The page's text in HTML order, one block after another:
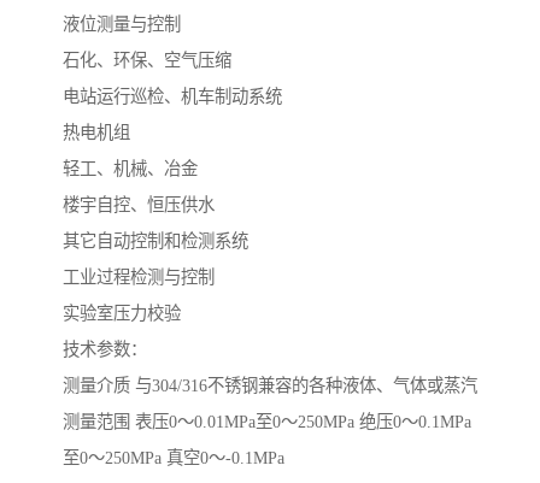
液位测量与控制
石化、环保、空气压缩
电站运行巡检、机车制动系统
热电机组
轻工、机械、冶金
楼宇自控、恒压供水
其它自动控制和检测系统
工业过程检测与控制
实验室压力校验
技术参数：
测量介质 与304/316不锈钢兼容的各种液体、气体或蒸汽
测量范围 表压0～0.01MPa至0～250MPa 绝压0～0.1MPa
至0～250MPa 真空0～-0.1MPa